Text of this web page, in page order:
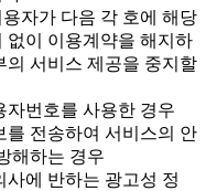
자가 다음 각 호에 해당
없이 이용계약을 해지하
의 서비스 제공을 중지할
자번호를 사용한 경우
를 전송하여 서비스의 안
해하는 경우
사에 반하는 광고성 정